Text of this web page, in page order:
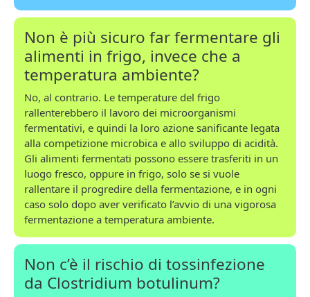
Non è più sicuro far fermentare gli
alimenti in frigo, invece che a
temperatura ambiente?
No, al contrario. Le temperature del frigo
rallenterebbero il lavoro dei microorganismi
fermentativi, e quindi la loro azione sanificante legata
alla competizione microbica e allo sviluppo di acidità.
Gli alimenti fermentati possono essere trasferiti in un
luogo fresco, oppure in frigo, solo se si vuole
rallentare il progredire della fermentazione, e in ogni
caso solo dopo aver verificato l’avvio di una vigorosa
fermentazione a temperatura ambiente.
Non c’è il rischio di tossinfezione
da Clostridium botulinum?